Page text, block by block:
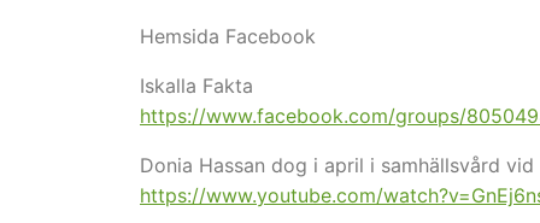
Hemsida Facebook
Iskalla Fakta
https://www.facebook.com/groups/
Donia Hassan dog i april i samhällsvård
https://www.youtube.com/